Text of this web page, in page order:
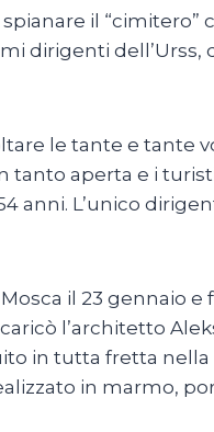
il “cimitero”
dirigenti dell’Urss,
le tante e tante
aperta e i
anni. L’unico
il 23 gennaio
l’architetto
in tutta fretta nella
in marmo,